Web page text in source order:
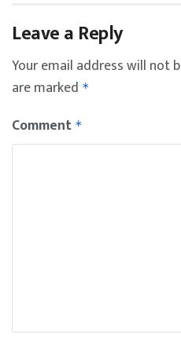
Leave a Reply
Your email address will not
are marked *
Comment *